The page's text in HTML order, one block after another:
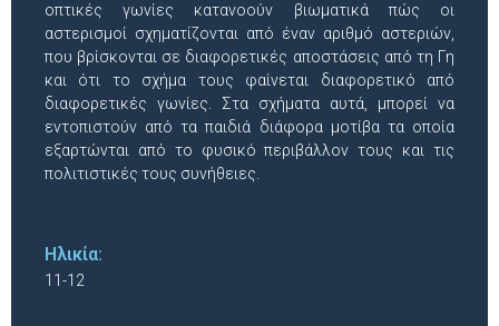
οπτικές γωνίες κατανοούν βιωματικά πώς οι
αστερισμοί σχηματίζονται από έναν αριθμό αστεριών,
που βρίσκονται σε διαφορετικές αποστάσεις από τη Γη
και ότι το σχήμα τους φαίνεται διαφορετικό από
διαφορετικές γωνίες. Στα σχήματα αυτά, μπορεί να
εντοπιστούν από τα παιδιά διάφορα μοτίβα τα οποία
εξαρτώνται από το φυσικό περιβάλλον τους και τις
πολιτιστικές τους συνήθειες.
Ηλικία:
11-12